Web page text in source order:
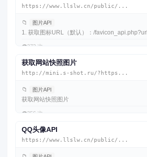
https://www.llslw.cn/public/...
📁 图片API
1. 获取图标URL（默认）：/favicon_api.php?url
👁️372 次
获取网站快照图片
http://mini.s-shot.ru/?https...
📁 图片API
获取网站快照图片
👁️356 次
QQ头像API
https://www.llslw.cn/public/...